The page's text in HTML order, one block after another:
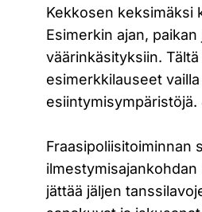
Kekkosen keksimäksi
Esimerkin ajan,
väärinkäsityksiin.
esimerkkilauseet
Fraasipoliisitoiminnan
ilmestymisajankohdan
jättää jäljen